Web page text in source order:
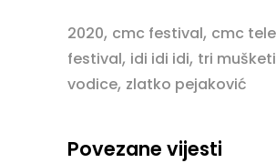
2020, cmc festival, cmc
festival, idi idi idi, tri
vodice, zlatko pejaković
Povezane vijesti